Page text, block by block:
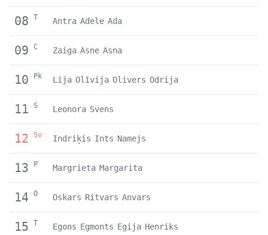
08 T Antra Adele Ada
09 C Zaiga Asne Asna
10 Pk Lija Olīvija Olivers Odrija
11 S Leonora Svens
12 Sv Indriķis Ints Namejs
13 P Margrieta Margarita
14 O Oskars Ritvars Anvars
15 T Egons Egmonts Egija Henriks